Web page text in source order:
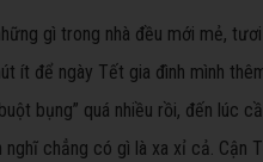
gì trong nhà đều mới mẻ,
ít để ngày Tết gia đình mình
bụng” quá nhiều rồi, đến lúc
chẳng có gì là xa xỉ cả. Cận